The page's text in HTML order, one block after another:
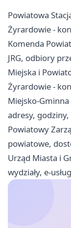
Powiatowa
Żyrardowie -
Komenda
JRG, odbiory
Miejska i
Żyrardowie -
Miejsko-
adresy,
Powiatowy
powiatowe,
Urząd Miasta i
wydziały, e-